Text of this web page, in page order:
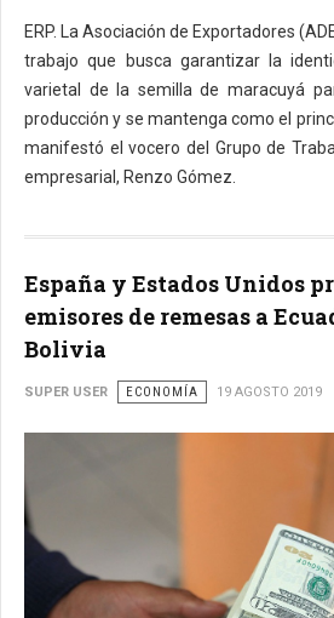
ERP. La Asociación de Exportadores
trabajo que busca garantizar la
varietal de la semilla de maracuyá
producción y se mantenga como el
manifestó el vocero del Grupo de
empresarial, Renzo Gómez.
España y Estados Unidos
emisores de remesas a
Bolivia
SUPER USER ECONOMÍA 19 AGOSTO 2019